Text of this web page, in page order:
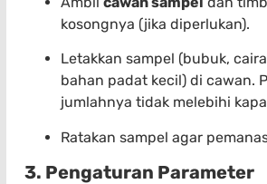
kosongnya (jika diperlukan).
Letakkan sampel (bubuk,
bahan padat kecil) di cawan.
jumlahnya tidak melebihi
Ratakan sampel agar
3. Pengaturan Parameter